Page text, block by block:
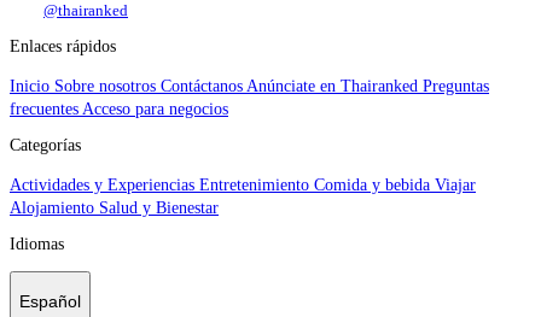
@thairanked
Enlaces rápidos
Inicio Sobre nosotros Contáctanos Anúnciate en Thairanked Preguntas
frecuentes Acceso para negocios
Categorías
Actividades y Experiencias Entretenimiento Comida y bebida Viajar
Alojamiento Salud y Bienestar
Idiomas
Español